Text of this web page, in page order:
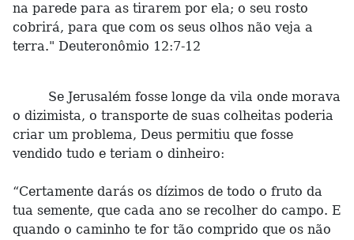
na parede para as tirarem por ela; o seu rosto
cobrirá, para que com os seus olhos não veja a
terra." Deuteronômio 12:7-12
Se Jerusalém fosse longe da vila onde morava
o dizimista, o transporte de suas colheitas poderia
criar um problema, Deus permitiu que fosse
vendido tudo e teriam o dinheiro:
“Certamente darás os dízimos de todo o fruto da
tua semente, que cada ano se recolher do campo. E
quando o caminho te for tão comprido que os não